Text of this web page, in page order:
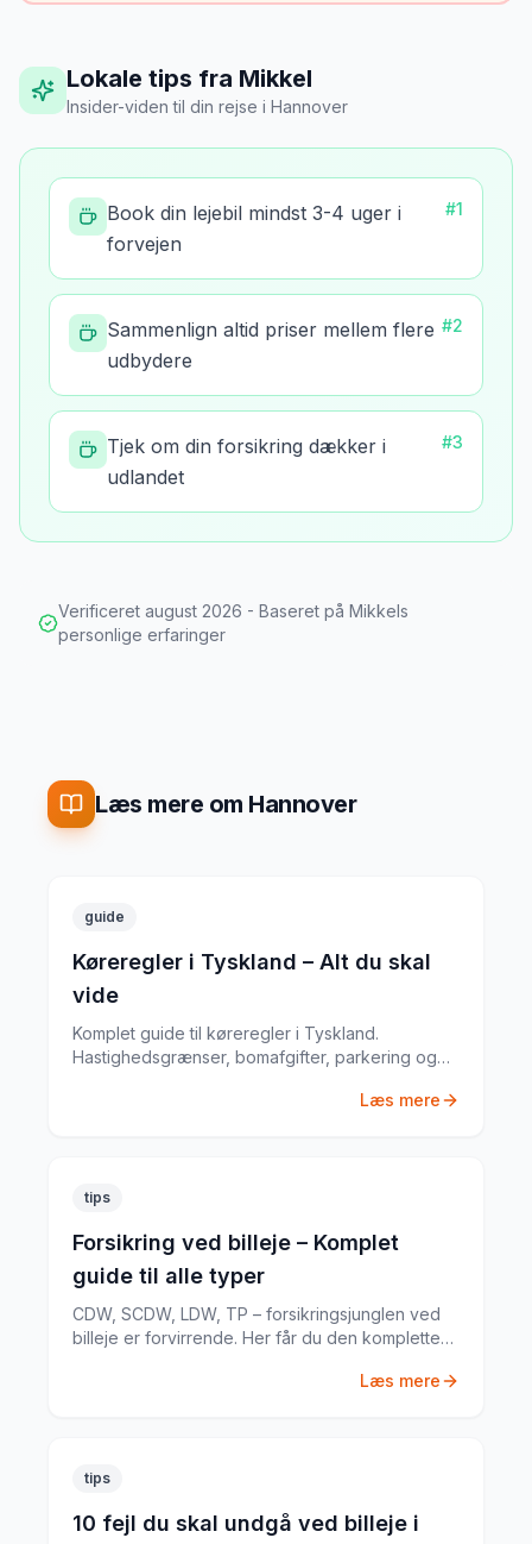
Lokale tips fra Mikkel
Insider-viden til din rejse i Hannover
Book din lejebil mindst 3-4 uger i
forvejen
#1
Sammenlign altid priser mellem flere
udbydere
#2
Tjek om din forsikring dækker i
udlandet
#3
Verificeret august 2026 - Baseret på Mikkels
personlige erfaringer
Læs mere om Hannover
guide
Køreregler i Tyskland – Alt du skal
vide
Komplet guide til køreregler i Tyskland.
Hastighedsgrænser, bomafgifter, parkering og
Læs mere
tips
Forsikring ved billeje – Komplet
guide til alle typer
CDW, SCDW, LDW, TP – forsikringsjunglen ved
billeje er forvirrende. Her får du den komplette
Læs mere
tips
10 fejl du skal undgå ved billeje i